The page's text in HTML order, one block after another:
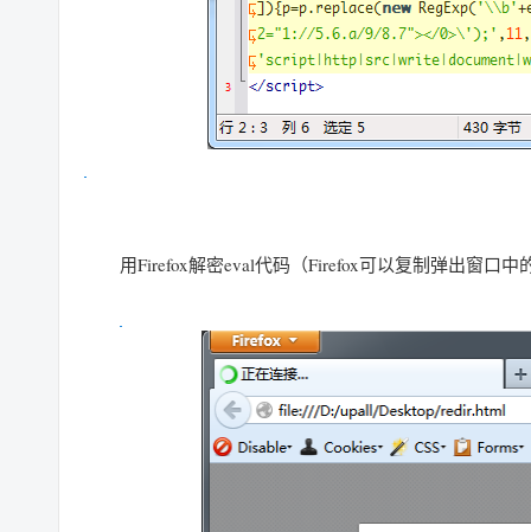
用Firefox解密eval代码（Firefox可以复制弹出窗口中